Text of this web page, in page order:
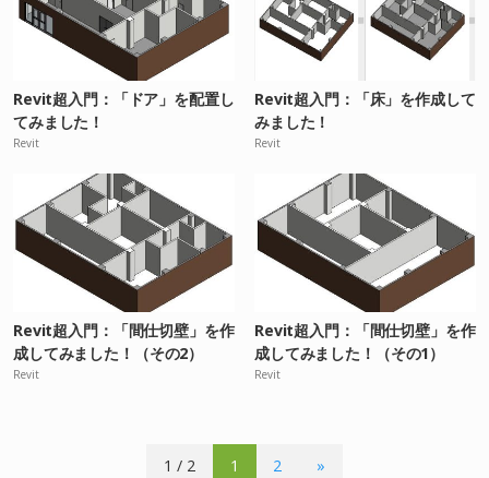
Revit超入門：「ドア」を配置し
てみました！
Revit
Revit超入門：「床」を作成して
みました！
Revit
Revit超入門：「間仕切壁」を作
成してみました！（その2）
Revit
Revit超入門：「間仕切壁」を作
成してみました！（その1）
Revit
1 / 2 1 2 »